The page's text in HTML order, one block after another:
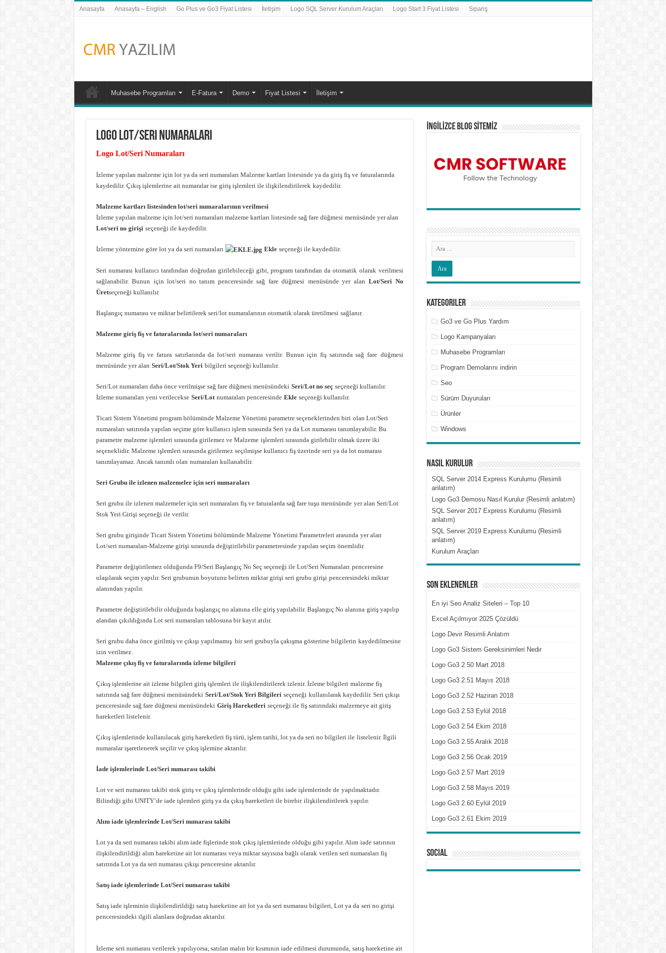
Anasayfa Anasayfa – English Go Plus ve Go3 Fiyat Listesi İletişim Logo SQL Server Kurulum Araçları Logo Start 3 Fiyat Listesi Sipariş
Muhasebe Programları E-Fatura Demo Fiyat Listesi İletişim
Logo Lot/Seri Numaraları
Logo Lot/Seri Numaraları
İzleme yapılan malzeme için lot ya da seri numaraları Malzeme kartları listesinde ya da giriş fiş ve faturalarında
kaydedilir. Çıkış işlemlerine ait numaralar ise giriş işlemleri ile ilişkilendirilerek kaydedilir.
Malzeme kartları listesinden lot/seri numaralarının verilmesi
İzleme yapılan malzeme için lot/seri numaraları malzeme kartları listesinde sağ fare düğmesi menüsünde yer alan
Lot/seri no girişi seçeneği ile kaydedilir.
İzleme yöntemine göre lot ya da seri numaraları Ekle seçeneği ile kaydedilir.
Seri numarası kullanıcı tarafından doğrudan girilebileceği gibi, program tarafından da otomatik olarak verilmesi
sağlanabilir. Bunun için lot/seri no tanım penceresinde sağ fare düğmesi menüsünde yer alan Lot/Seri No
Üretseçeneği kullanılır.
Başlangıç numarası ve miktar belirtilerek seri/lot numaralarının otomatik olarak üretilmesi sağlanır.
Malzeme giriş fiş ve faturalarında lot/seri numaraları
Malzeme giriş fiş ve fatura satırlarında da lot/seri numarası verilir. Bunun için fiş satırında sağ fare düğmesi
menüsünde yer alan Seri/Lot/Stok Yeri bilgileri seçeneği kullanılır.
Seri/Lot numaraları daha önce verilmişse sağ fare düğmesi menüsündeki Seri/Lot no seç seçeneği kullanılır.
İzleme numaraları yeni verilecekse Seri/Lot numaraları penceresinde Ekle seçeneği kullanılır.
Ticari Sistem Yönetimi program bölümünde Malzeme Yönetimi parametre seçeneklerinden biri olan Lot/Seri
numaraları satırında yapılan seçime göre kullanıcı işlem sırasında Seri ya da Lot numarası tanımlayabilir. Bu
parametre malzeme işlemleri sırasında girilemez ve Malzeme işlemleri sırasında girilebilir olmak üzere iki
seçeneklidir. Malzeme işlemleri sırasında girilemez seçilmişse kullanıcı fiş üzerinde seri ya da lot numarası
tanımlayamaz. Ancak tanımlı olan numaraları kullanabilir.
Seri Grubu ile izlenen malzemeler için seri numaraları
Seri grubu ile izlenen malzemeler için seri numaraları fiş ve faturalarda sağ fare tuşu menüsünde yer alan Seri/Lot
Stok Yeri Girişi seçeneği ile verilir.
Seri grubu girişinde Ticari Sistem Yönetimi bölümünde Malzeme Yönetimi Parametreleri arasında yer alan
Lot/seri numaraları-Malzeme girişi sırasında değiştirilebilir parametresinde yapılan seçim önemlidir.
Parametre değiştirilemez olduğunda F9/Seri Başlangıç No Seç seçeneği ile Lot/Seri Numaraları penceresine
ulaşılarak seçim yapılır. Seri grubunun boyutunu belirten miktar girişi seri grubu girişi penceresindeki miktar
alanından yapılır.
Parametre değiştirilebilir olduğunda başlangıç no alanına elle giriş yapılabilir. Başlangıç No alanına giriş yapılıp
alandan çıkıldığında Lot seri numaraları tablosuna bir kayıt atılır.
Seri grubu daha önce girilmiş ve çıkışı yapılmamış bir seri grubuyla çakışma gösterirse bilgilerin kaydedilmesine
izin verilmez.
Malzeme çıkış fiş ve faturalarında izleme bilgileri
Çıkış işlemlerine ait izleme bilgileri giriş işlemleri ile ilişkilendirilerek izlenir. İzleme bilgileri malzeme fiş
satırında sağ fare düğmesi menüsündeki Seri/Lot/Stok Yeri Bilgileri seçeneği kullanılarak kaydedilir. Seri çıkışı
penceresinde sağ fare düğmesi menüsündeki Giriş Hareketleri seçeneği ile fiş satırındaki malzemeye ait giriş
hareketleri listelenir.
Çıkış işlemlerinde kullanılacak giriş hareketleri fiş türü, işlem tarihi, lot ya da seri no bilgileri ile listelenir. İlgili
numaralar işaretlenerek seçilir ve çıkış işlemine aktarılır.
İade işlemlerinde Lot/Seri numarası takibi
Lot ve seri numarası takibi stok giriş ve çıkış işlemlerinde olduğu gibi iade işlemlerinde de yapılmaktadır.
Bilindiği gibi UNITY’de iade işlemleri giriş ya da çıkış hareketleri ile birebir ilişkilendirilerek yapılır.
Alım iade işlemlerinde Lot/Seri numarası takibi
Lot ya da seri numarası takibi alım iade fişlerinde stok çıkış işlemlerinde olduğu gibi yapılır. Alım iade satırının
ilişkilendirildiği alım hareketine ait lot numarası veya miktar sayısına bağlı olarak verilen seri numaraları fiş
satırında Lot ya da seri numarası çıkışı penceresine aktarılır.
Satış iade işlemlerinde Lot/Seri numarası takibi
Satış iade işleminin ilişkilendirildiği satış hareketine ait lot ya da seri numarası bilgileri, Lot ya da seri no girişi
penceresindeki ilgili alanlara doğrudan aktarılır.
İzleme seri numarası verilerek yapılıyorsa, satılan malın bir kısmının iade edilmesi durumunda, satış hareketine ait
İNGİLİZCE BLOG SİTEMİZ
Kategoriler
Go3 ve Go Plus Yardım
Logo Kampanyaları
Muhasebe Programları
Program Demolarını indirin
Seo
Sürüm Duyuruları
Ürünler
Windows
Nasıl Kurulur
SQL Server 2014 Express Kurulumu (Resimli
anlatım)
Logo Go3 Demosu Nasıl Kurulur (Resimli anlatım)
SQL Server 2017 Express Kurulumu (Resimli
anlatım)
SQL Server 2019 Express Kurulumu (Resimli
anlatım)
Kurulum Araçları
Son Eklenenler
En iyi Seo Analiz Siteleri – Top 10
Excel Açılmıyor 2025 Çözüldü
Logo Devir Resimli Anlatım
Logo Go3 Sistem Gereksinimleri Nedir
Logo Go3 2.50 Mart 2018
Logo Go3 2.51 Mayıs 2018
Logo Go3 2.52 Haziran 2018
Logo Go3 2.53 Eylül 2018
Logo Go3 2.54 Ekim 2018
Logo Go3 2.55 Aralık 2018
Logo Go3 2.56 Ocak 2019
Logo Go3 2.57 Mart 2019
Logo Go3 2.58 Mayıs 2019
Logo Go3 2.60 Eylül 2019
Logo Go3 2.61 Ekim 2019
Social